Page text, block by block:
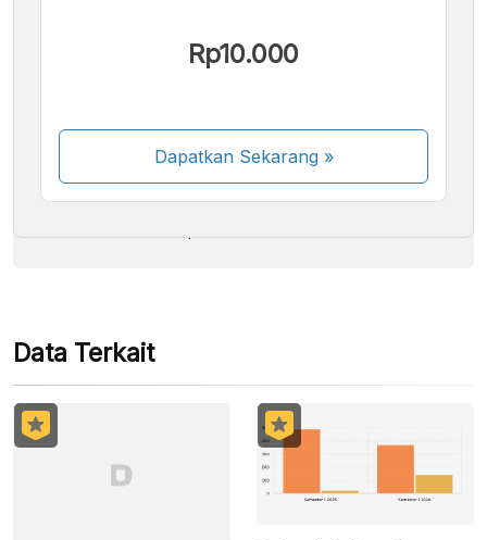
Rp10.000
Dapatkan Sekarang»
Kami menerima pembayaran berikut:
Beberapa metode pembayaran masih dalam
Data Terkait